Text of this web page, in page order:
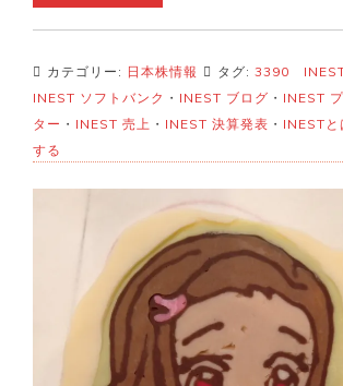
カテゴリー: 日本株情報 タグ: 3390
INEST ソフトバンク ・ INEST ブログ ・ INEST
ター ・ INEST 売上 ・ INEST 決算発表 ・ INESTと
する